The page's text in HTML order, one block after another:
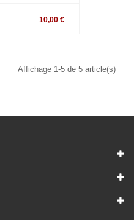
10,00 €
Affichage 1-5 de 5 article(s)